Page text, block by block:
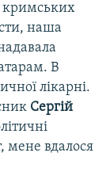
кримських
наша
В
лікарні.
Сергій
мене вдалося